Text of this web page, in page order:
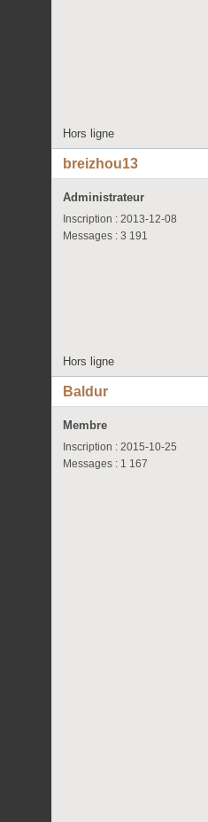
Hors ligne
breizhou13
Administrateur
Inscription : 2013-12-08
Messages : 3 191
Hors ligne
Baldur
Membre
Inscription : 2015-10-25
Messages : 1 167